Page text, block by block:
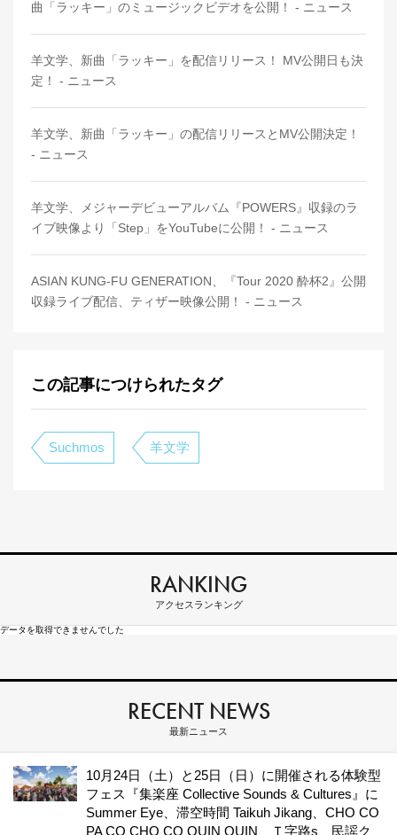
曲「ラッキー」のミュージックビデオを公開！ - ニュース
羊文学、新曲「ラッキー」を配信リリース！ MV公開日も決
定！ - ニュース
羊文学、新曲「ラッキー」の配信リリースとMV公開決定！
- ニュース
羊文学、メジャーデビューアルバム『POWERS』収録のラ
イブ映像より「Step」をYouTubeに公開！ - ニュース
ASIAN KUNG-FU GENERATION、『Tour 2020 酔杯2』公開
収録ライブ配信、ティザー映像公開！ - ニュース
この記事につけられたタグ
Suchmos 羊文学
RANKING
アクセスランキング
データを取得できませんでした
RECENT NEWS
最新ニュース
10月24日（土）と25日（日）に開催される体験型
フェス『集楽座 Collective Sounds & Cultures』に
Summer Eye、滞空時間 Taikuh Jikang、CHO CO
PA CO CHO CO QUIN QUIN、Ｔ字路s、民謡ク